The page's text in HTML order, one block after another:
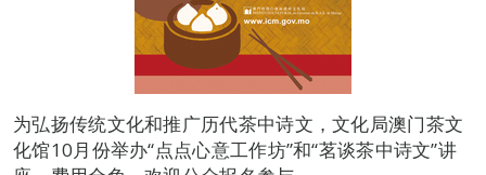
为弘扬传统文化和推广历代茶中诗文，文化局澳门茶文
化馆10月份举办“点点心意工作坊”和“茗谈茶中诗文”讲